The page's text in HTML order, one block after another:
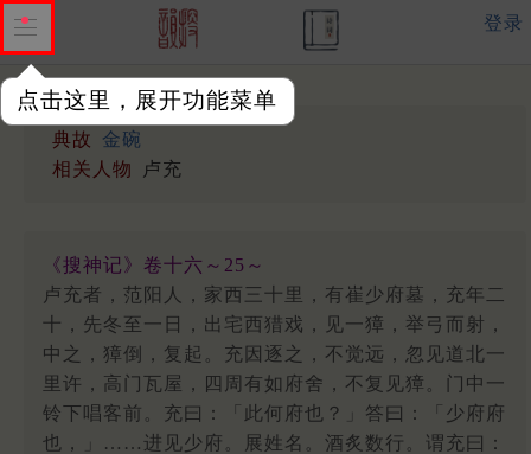
点击这里，展开功能菜单
登录
典故
金碗
相关人物
卢充
《搜神记》卷十六～25～
卢充者，范阳人，家西三十里，有崔少府墓，充年二
十，先冬至一日，出宅西猎戏，见一獐，举弓而射，
中之，獐倒，复起。充因逐之，不觉远，忽见道北一
里许，高门瓦屋，四周有如府舍，不复见獐。门中一
铃下唱客前。充曰：「此何府也？」答曰：「少府府
也，」……进见少府。展姓名。酒炙数行。谓充曰：